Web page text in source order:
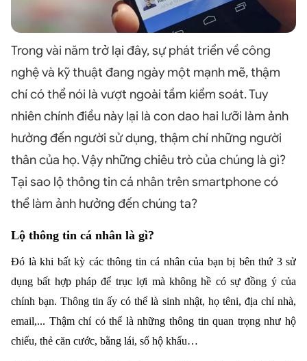
Trong vài năm trở lại đây, sự phát triển về công
nghệ và kỹ thuật đang ngày một mạnh mẽ, thậm
chí có thể nói là vượt ngoài tầm kiểm soát. Tuy
nhiên chính điều này lại là con dao hai lưỡi làm ảnh
hưởng đến người sử dụng, thậm chí những người
thân của họ. Vậy những chiêu trò của chúng là gì?
Tại sao lộ thông tin cá nhân trên smartphone có
thể làm ảnh hưởng đến chúng ta?
Lộ thông tin cá nhân là gì?
Đó là khi bất kỳ các thông tin cá nhân của bạn bị bên thứ 3 sử
dụng bất hợp pháp để trục lợi mà không hề có sự đồng ý của
chính bạn. Thông tin ấy có thể là sinh nhật, họ têni, địa chỉ nhà,
email,... Thậm chí có thể là những thông tin quan trọng như hộ
chiếu, thẻ căn cước, bằng lái, sổ hộ khẩu…